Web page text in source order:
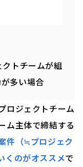
トチームが組
多い場合
ロジェクトチーム
ム主体で締結する
件（≒プロジェク
くのがオススメで